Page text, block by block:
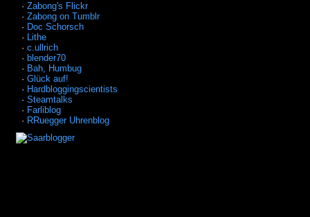
· Zabong's Flickr
· Zabong on Tumblr
· Doc Schorsch
· Lithe
· c.ullrich
· blender70
· Bah, Humbug
· Glück auf!
· Hardbloggingscientists
· Steamtalks
· Farliblog
· RRuegger Uhrenblog